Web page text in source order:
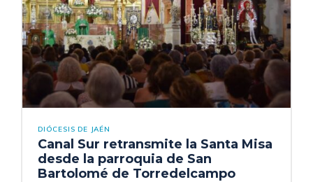
DIÓCESIS DE JAÉN
Canal Sur retransmite la Santa Misa
desde la parroquia de San
Bartolomé de Torredelcampo